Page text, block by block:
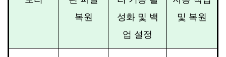
복원
성화 및 백
업 설정
및 복원